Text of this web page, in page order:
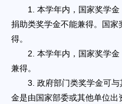
1. 本学年内，国家奖学金
捐助类奖学金不能兼得。国
得。
2. 本学年内，国家奖学金
兼得。
3. 政府部门类奖学金可与
金是由国家部委或其他单位